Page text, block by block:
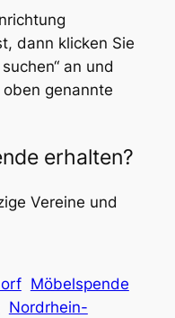
dann klicken Sie
an und
genannte
erhalten?
Vereine und
Möbelspende
Nordrhein-